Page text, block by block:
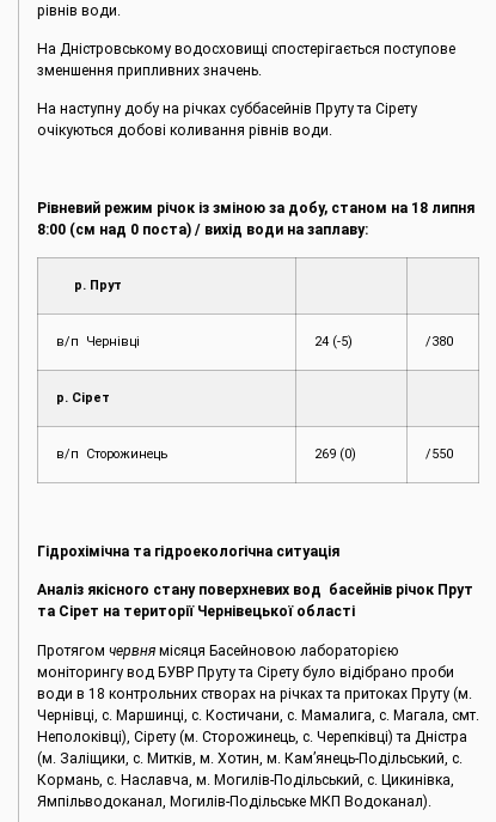
рівнів води.
На Дністровському водосховищі спостерігається поступове
зменшення припливних значень.
На наступну добу на річках суббасейнів Пруту та Сірету
очікуються добові коливання рівнів води.
Рівневий режим річок із зміною за добу, станом на 18 липня
8:00 (см над 0 поста) / вихід води на заплаву:
р. Прут
в/п Чернівці 24 (-5) /380
р. Сірет
в/п Сторожинець 269 (0) /550
Гідрохімічна та гідроекологічна ситуація
Аналіз якісного стану поверхневих вод басейнів річок Прут
та Сірет на території Чернівецької області
Протягомчервня місяця Басейновою лабораторією
моніторингу вод БУВР Пруту та Сірету було відібрано проби
води в 18 контрольних створах на річках та притоках Пруту (м.
Чернівці, c. Маршинці, с. Костичани, с. Мамалига, с. Магала, смт.
Неполоківці), Сірету (м. Сторожинець, с. Черепківці) та Дністра
(м. Заліщики, с. Митків, м. Хотин, м. Кам’янець-Подільський, с.
Кормань, с. Наславча, м. Могилів-Подільський, с. Цикинівка,
Ямпільводоканал, Могилів-Подільське МКП Водоканал).